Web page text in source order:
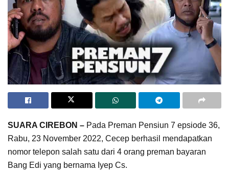
SUARA CIREBON – Pada Preman Pensiun 7 epsiode 36,
Rabu, 23 November 2022, Cecep berhasil mendapatkan
nomor telepon salah satu dari 4 orang preman bayaran
Bang Edi yang bernama Iyep Cs.